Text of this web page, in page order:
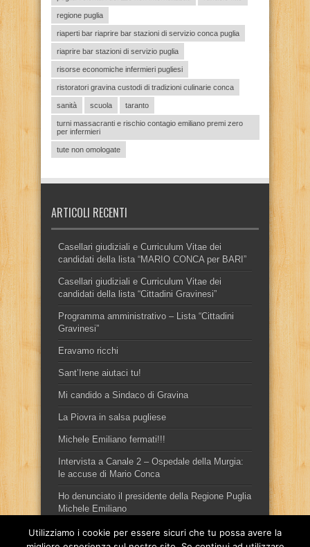
regione puglia
riaperti bar riaprire bar stazioni di servizio conca puglia
riaprire bar stazioni di servizio puglia
risorse economiche infermieri pugliesi
ristoratori gravina custodi di tradizioni culinarie conca
sanità scuola taranto
turni massacranti e rischio contagio emiliano premi zero
per infermieri
tute non omologate
ARTICOLI RECENTI
Casellari giudiziali e Curriculum Vitae dei
candidati della lista “MARIO CONCA per BARI”
Casellari giudiziali e Curriculum Vitae dei
candidati della lista “Cittadini Gravinesi”
Programma amministrativo – Lista “Cittadini
Gravinesi”
Eravamo ricchi
Sant’Irene aiutaci tu!
Mi candido a Sindaco di Gravina
La Piovra in salsa pugliese
Michele Emiliano fermati!!!
Intervista a Canale 2 – Ospedale della Murgia:
le accuse di Mario Conca
Ho denunciato il presidente della Regione Puglia
Michele Emiliano
Utilizziamo i cookie per essere sicuri che tu possa avere la